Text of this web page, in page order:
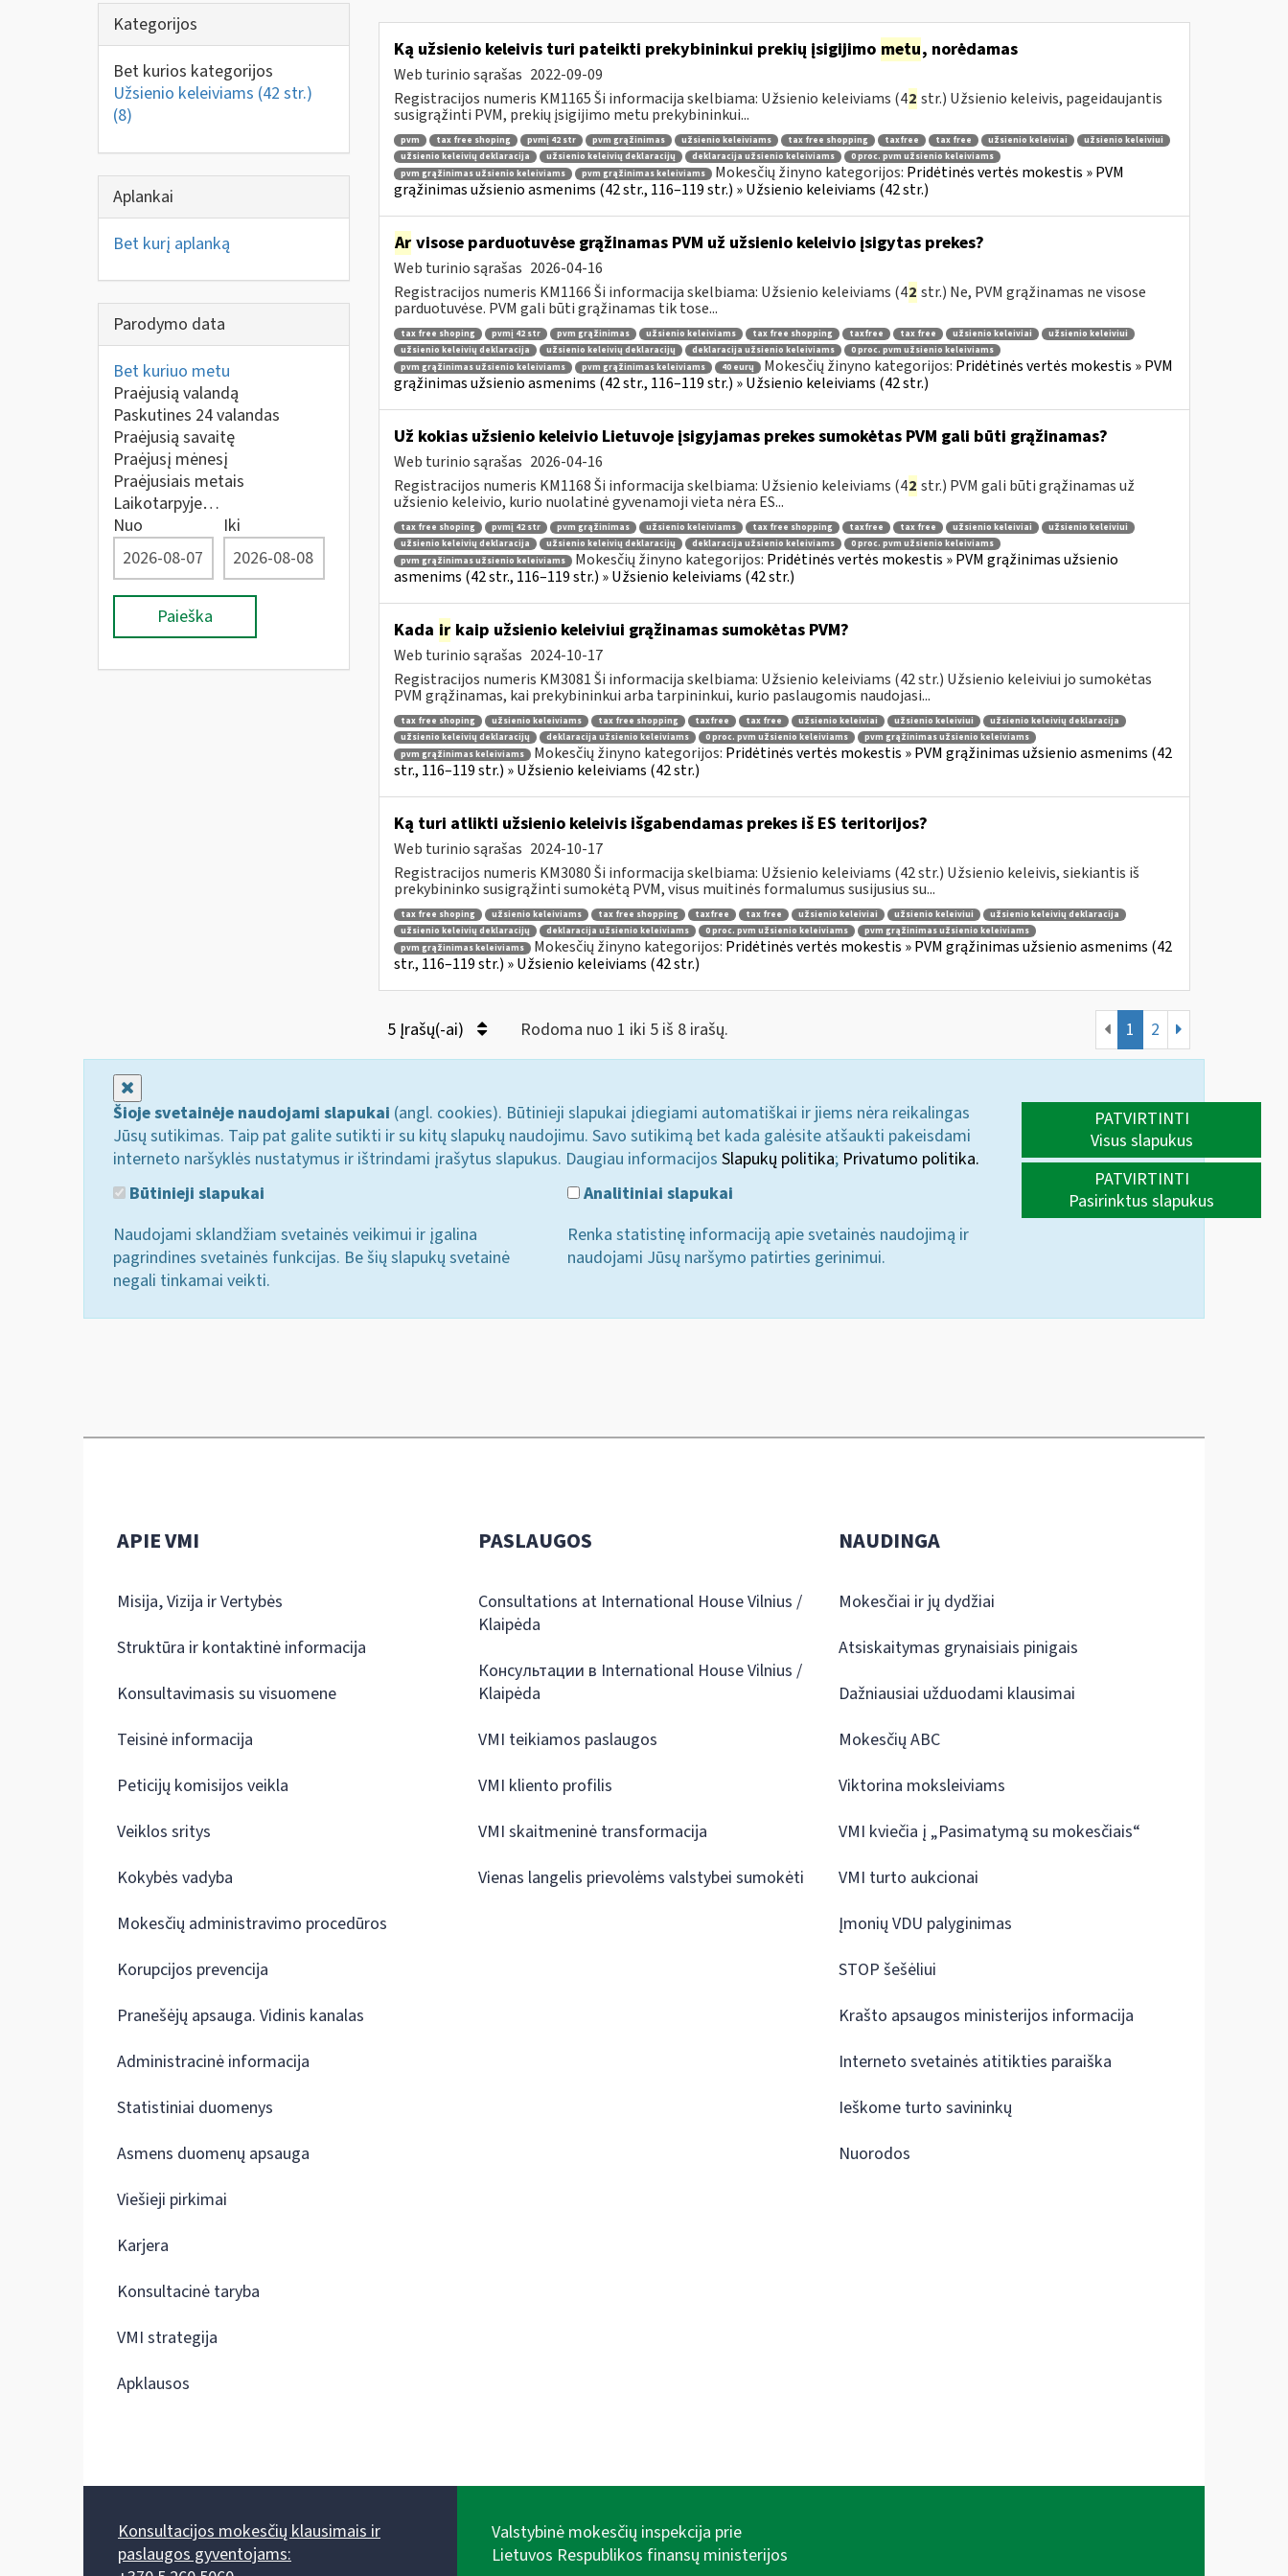
Kategorijos
Bet kurios kategorijos
Užsienio keleiviams (42 str.)
(8)
Aplankai
Bet kurį aplanką
Parodymo data
Bet kuriuo metu
Praėjusią valandą
Paskutines 24 valandas
Praėjusią savaitę
Praėjusį mėnesį
Praėjusiais metais
Laikotarpyje…
Nuo
Iki
Paieška
Ką užsienio keleivis turi pateikti prekybininkui prekių įsigijimo metu, norėdamas
Web turinio sąrašas 2022-09-09
Registracijos numeris KM1165 Ši informacija skelbiama: Užsienio keleiviams (42 str.) Užsienio keleivis, pageidaujantis
susigrąžinti PVM, prekių įsigijimo metu prekybininkui...
pvm tax free shoping pvmį 42 str pvm grąžinimas užsienio keleiviams tax free shopping taxfree tax free užsienio keleiviai
užsienio keleiviui
užsienio keleivių deklaracija
užsienio keleivių deklaracijų deklaracija užsienio keleiviams
0 proc. pvm užsienio keleiviams
pvm grąžinimas užsienio keleiviams
pvm grąžinimas keleiviams Mokesčių žinyno kategorijos: Pridėtinės vertės mokestis » PVM
grąžinimas užsienio asmenims (42 str., 116–119 str.) » Užsienio keleiviams (42 str.)
Arvisose parduotuvėse grąžinamas PVM už užsienio keleivio įsigytas prekes?
Web turinio sąrašas 2026-04-16
Registracijos numeris KM1166 Ši informacija skelbiama: Užsienio keleiviams (42 str.) Ne, PVM grąžinamas ne visose
parduotuvėse. PVM gali būti grąžinamas tik tose...
tax free shoping pvmį 42 str pvm grąžinimas užsienio keleiviams tax free shopping taxfree tax free užsienio keleiviai
užsienio keleiviui
užsienio keleivių deklaracija
užsienio keleivių deklaracijų deklaracija užsienio keleiviams
0 proc. pvm užsienio keleiviams
pvm grąžinimas užsienio keleiviams
pvm grąžinimas keleiviams 40 eurų Mokesčių žinyno kategorijos: Pridėtinės vertės mokestis » PVM
grąžinimas užsienio asmenims (42 str., 116–119 str.) » Užsienio keleiviams (42 str.)
Už kokias užsienio keleivio Lietuvoje įsigyjamas prekes sumokėtas PVM gali būti grąžinamas?
Web turinio sąrašas 2026-04-16
Registracijos numeris KM1168 Ši informacija skelbiama: Užsienio keleiviams (42 str.) PVM gali būti grąžinamas už
užsienio keleivio, kurio nuolatinė gyvenamoji vieta nėra ES...
tax free shoping pvmį 42 str pvm grąžinimas užsienio keleiviams tax free shopping taxfree tax free užsienio keleiviai
užsienio keleiviui
užsienio keleivių deklaracija
užsienio keleivių deklaracijų deklaracija užsienio keleiviams
0 proc. pvm užsienio keleiviams
pvm grąžinimas užsienio keleiviams
Mokesčių žinyno kategorijos: Pridėtinės vertės mokestis » PVM grąžinimas užsienio
asmenims (42 str., 116–119 str.) » Užsienio keleiviams (42 str.)
Kada irkaip užsienio keleiviui grąžinamas sumokėtas PVM?
Web turinio sąrašas 2024-10-17
Registracijos numeris KM3081 Ši informacija skelbiama: Užsienio keleiviams (42 str.) Užsienio keleiviui jo sumokėtas
PVM grąžinamas, kai prekybininkui arba tarpininkui, kurio paslaugomis naudojasi...
tax free shoping užsienio keleiviams tax free shopping taxfree tax free užsienio keleiviai užsienio keleiviui
užsienio keleivių deklaracija
užsienio keleivių deklaracijų
deklaracija užsienio keleiviams 0 proc. pvm užsienio keleiviams
pvm grąžinimas užsienio keleiviams
pvm grąžinimas keleiviams
Mokesčių žinyno kategorijos: Pridėtinės vertės mokestis » PVM grąžinimas užsienio asmenims (42
str., 116–119 str.) » Užsienio keleiviams (42 str.)
Ką turi atlikti užsienio keleivis išgabendamas prekes iš ES teritorijos?
Web turinio sąrašas 2024-10-17
Registracijos numeris KM3080 Ši informacija skelbiama: Užsienio keleiviams (42 str.) Užsienio keleivis, siekiantis iš
prekybininko susigrąžinti sumokėtą PVM, visus muitinės formalumus susijusius su...
tax free shoping užsienio keleiviams tax free shopping taxfree tax free užsienio keleiviai užsienio keleiviui
užsienio keleivių deklaracija
užsienio keleivių deklaracijų
deklaracija užsienio keleiviams 0 proc. pvm užsienio keleiviams
pvm grąžinimas užsienio keleiviams
pvm grąžinimas keleiviams
Mokesčių žinyno kategorijos: Pridėtinės vertės mokestis » PVM grąžinimas užsienio asmenims (42
str., 116–119 str.) » Užsienio keleiviams (42 str.)
5 Įrašų(-ai) Rodoma nuo 1 iki 5 iš 8 irašų. 1 2
Šioje svetainėje naudojami slapukai (angl. cookies). Būtinieji slapukai įdiegiami automatiškai ir jiems nėra reikalingas
Jūsų sutikimas. Taip pat galite sutikti ir su kitų slapukų naudojimu. Savo sutikimą bet kada galėsite atšaukti pakeisdami
interneto naršyklės nustatymus ir ištrindami įrašytus slapukus. Daugiau informacijos Slapukų politika; Privatumo politika.
Būtinieji slapukai
Naudojami sklandžiam svetainės veikimui ir įgalina
pagrindines svetainės funkcijas. Be šių slapukų svetainė
negali tinkamai veikti.
Analitiniai slapukai
Renka statistinę informaciją apie svetainės naudojimą ir
naudojami Jūsų naršymo patirties gerinimui.
PATVIRTINTI
Visus slapukus
PATVIRTINTI
Pasirinktus slapukus
APIE VMI
Misija, Vizija ir Vertybės
Struktūra ir kontaktinė informacija
Konsultavimasis su visuomene
Teisinė informacija
Peticijų komisijos veikla
Veiklos sritys
Kokybės vadyba
Mokesčių administravimo procedūros
Korupcijos prevencija
Pranešėjų apsauga. Vidinis kanalas
Administracinė informacija
Statistiniai duomenys
Asmens duomenų apsauga
Viešieji pirkimai
Karjera
Konsultacinė taryba
VMI strategija
Apklausos
PASLAUGOS
Consultations at International House Vilnius /
Klaipėda
Консультации в International House Vilnius /
Klaipėda
VMI teikiamos paslaugos
VMI kliento profilis
VMI skaitmeninė transformacija
Vienas langelis prievolėms valstybei sumokėti
NAUDINGA
Mokesčiai ir jų dydžiai
Atsiskaitymas grynaisiais pinigais
Dažniausiai užduodami klausimai
Mokesčių ABC
Viktorina moksleiviams
VMI kviečia į „Pasimatymą su mokesčiais“
VMI turto aukcionai
Įmonių VDU palyginimas
STOP šešėliui
Krašto apsaugos ministerijos informacija
Interneto svetainės atitikties paraiška
Ieškome turto savininkų
Nuorodos
Konsultacijos mokesčių klausimais ir
paslaugos gyventojams:
Valstybinė mokesčių inspekcija prie
Lietuvos Respublikos finansų ministerijos